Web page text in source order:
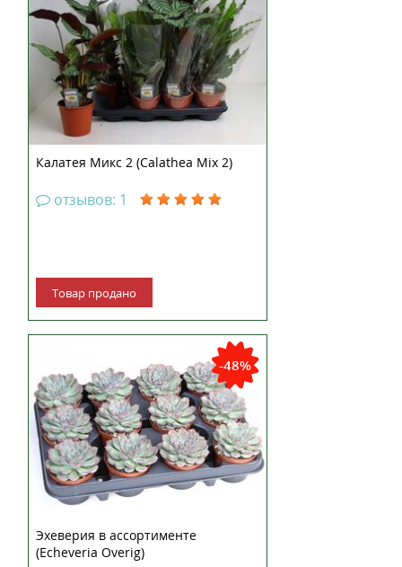
Калатея Микс 2 (Calathea Mix 2)
отзывов: 1
Товар продано
-48%
Эхеверия в ассортименте
(Echeveria Overig)